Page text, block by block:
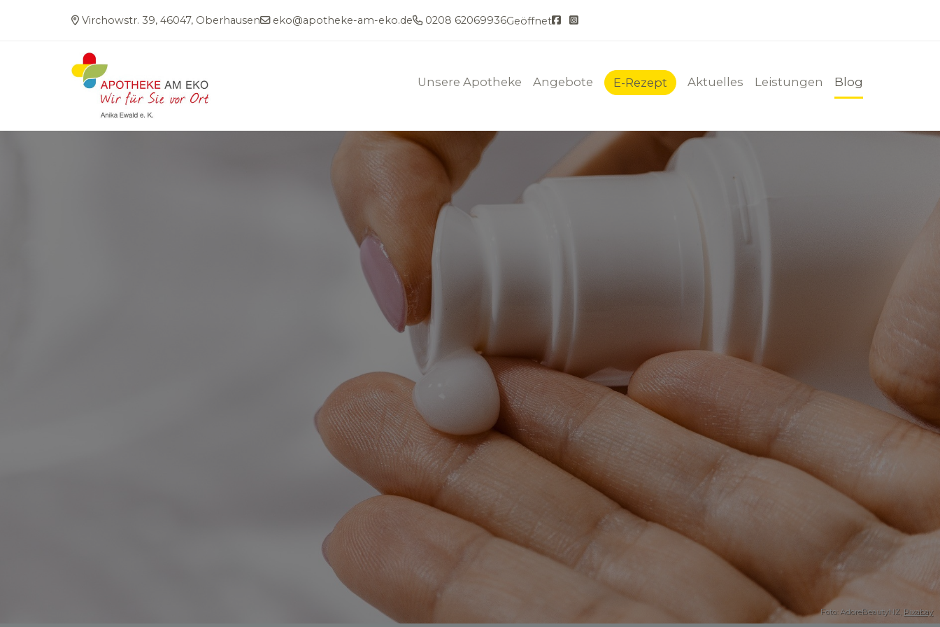
Virchowstr. 39, 46047, Oberhausen eko@apotheke-am-eko.de 0208 62069936Geöffnet
Unsere Apotheke Angebote E-Rezept Aktuelles Leistungen Blog
Foto: AdoreBeautyNZ, Pixabay